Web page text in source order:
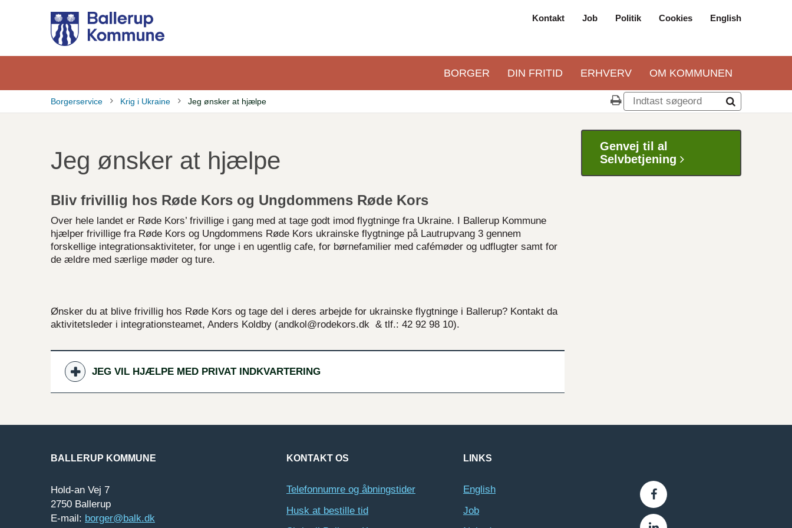
hovedindhold
navigation
Kontakt Job Politik Cookies English
Primær
BORGER DIN FRITID ERHVERV OM KOMMUNEN
Borgerservice Krig i Ukraine Jeg ønsker at hjælpe
Jeg ønsker at hjælpe
Bliv frivillig hos Røde Kors og Ungdommens Røde Kors
Over hele landet er Røde Kors’ frivillige i gang med at tage godt imod flygtninge fra Ukraine. I Ballerup Kommune
hjælper frivillige fra Røde Kors og Ungdommens Røde Kors ukrainske flygtninge på Lautrupvang 3 gennem
forskellige integrationsaktiviteter, for unge i en ugentlig cafe, for børnefamilier med cafémøder og udflugter samt for
de ældre med særlige møder og ture.
Ønsker du at blive frivillig hos Røde Kors og tage del i deres arbejde for ukrainske flygtninge i Ballerup? Kontakt da
aktivitetsleder i integrationsteamet, Anders Koldby (andkol@rodekors.dk & tlf.: 42 92 98 10).
JEG VIL HJÆLPE MED PRIVAT INDKVARTERING
Genvej til al
Selvbetjening
BALLERUP KOMMUNE
Hold-an Vej 7
2750 Ballerup
E-mail: borger@balk.dk
KONTAKT OS
Telefonnumre og åbningstider
Husk at bestille tid
LINKS
English
Job